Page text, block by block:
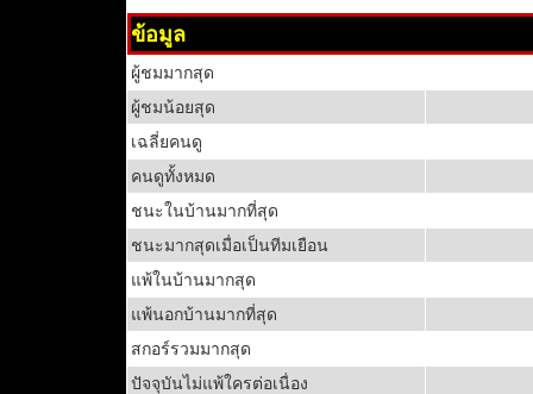
ข้อมูล
ผู้ชมมากสุด
ผู้ชมน้อยสุด
เฉลี่ยคนดู
คนดูทั้งหมด
ชนะในบ้านมากที่สุด
ชนะมากสุดเมื่อเป็นทีมเยือน
แพ้ในบ้านมากสุด
แพ้นอกบ้านมากที่สุด
สกอร์รวมมากสุด
ปัจจุบันไม่แพ้ใครต่อเนื่อง